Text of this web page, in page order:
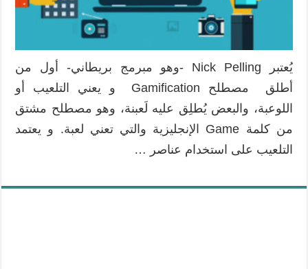
يُعتبر Nick Pelling -وهو مبرمج بريطاني- أول من
أطلق مصطلح Gamification و يعني التلعيب أو
اللوعبة، والبعض يُطلِق عليه لَعبنة، وهو مصطلح مشتق
من كلمة Game الإنجليزية والتي تعني لعبة. و يعتمد
التلعيب على استخدام عناصر …